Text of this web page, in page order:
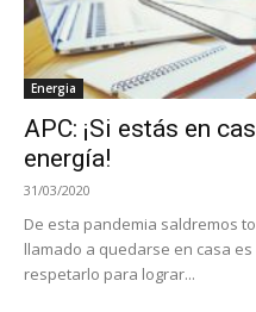
Energia
APC: ¡Si estás en
energía!
31/03/2020
De esta pandemia saldremos
llamado a quedarse en casa
respetarlo para lograr...